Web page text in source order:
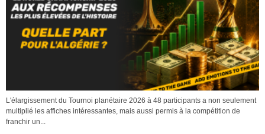
L'élargissement du Tournoi planétaire 2026 à 48 participants a non seulement
multiplié les affiches intéressantes, mais aussi permis à la compétition de
franchir un...